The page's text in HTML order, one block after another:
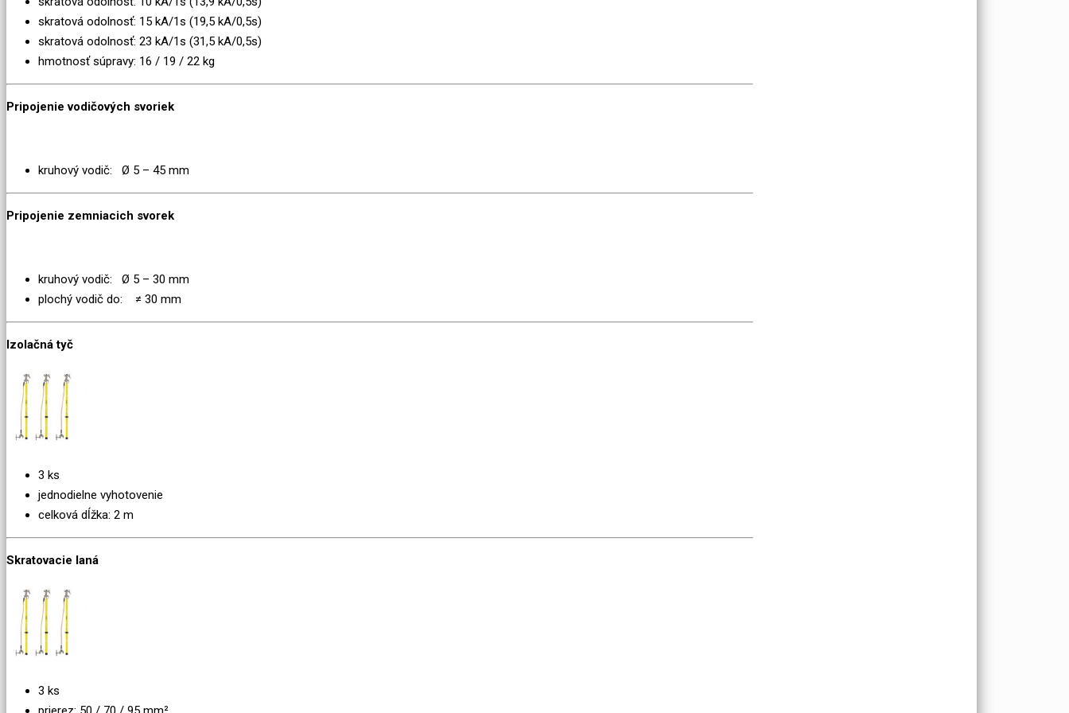
skratová odolnosť: 15 kA/1s (19,5 kA/0,5s)
skratová odolnosť: 23 kA/1s (31,5 kA/0,5s)
hmotnosť súpravy: 16 / 19 / 22 kg
Pripojenie vodičových svoriek
kruhový vodič: Ø 5 – 45 mm
Pripojenie zemniacich svorek
kruhový vodič: Ø 5 – 30 mm
plochý vodič do: ≠ 30 mm
Izolačná tyč
3 ks
jednodielne vyhotovenie
celková dĺžka: 2 m
Skratovacie laná
3 ks